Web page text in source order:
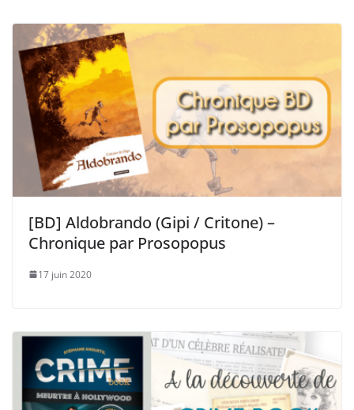
[BD] Aldobrando (Gipi / Critone) –
Chronique par Prosopopus
17 juin 2020